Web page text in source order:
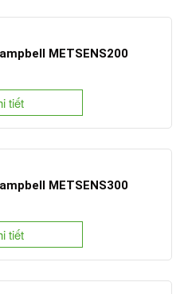
METSENS200
tiết
METSENS300
tiết